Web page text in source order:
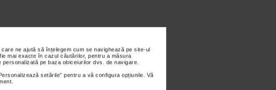
ne ajută să înțelegem cum se navighează pe site-ul
mai exacte în cazul căutărilor, pentru a măsura
pe baza obiceiurilor dvs. de navigare.
setările” pentru a vă configura opțiunile. Vă
noutățile
între
de
Politehnică,